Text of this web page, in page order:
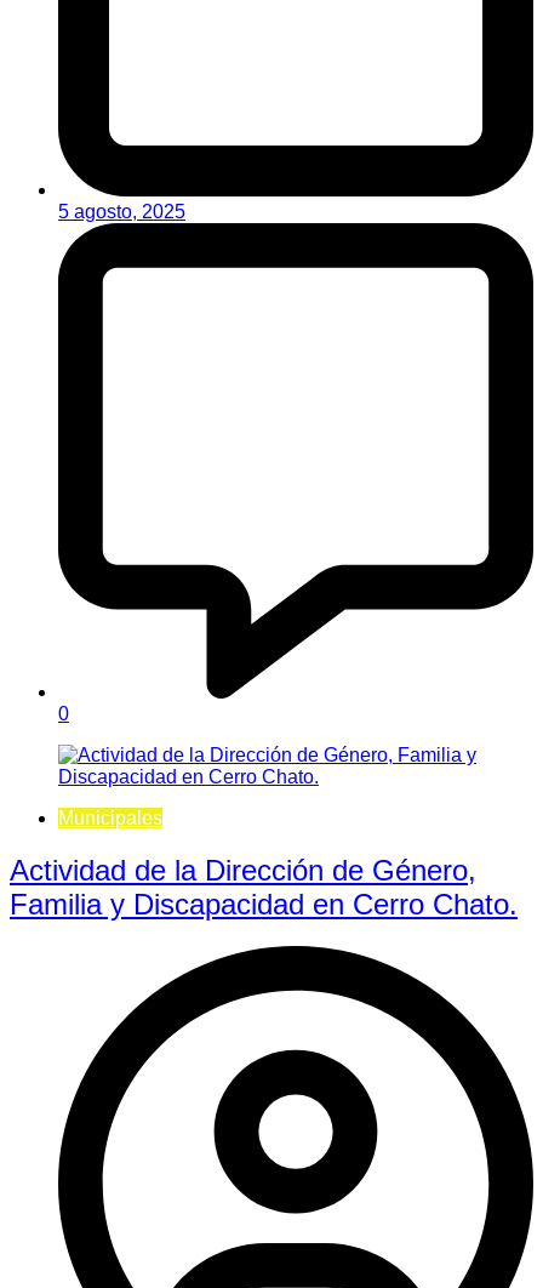
5 agosto, 2025
0
Municipales
Actividad de la Dirección de Género,
Familia y Discapacidad en Cerro Chato.